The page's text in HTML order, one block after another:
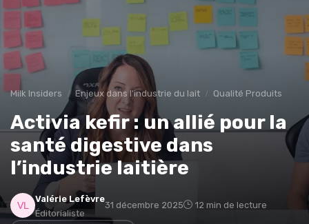
Milk Insiders Enjeux dans l'industrie du lait Qualité Produits
Activia kefir : un allié pour la
santé digestive dans
l’industrie laitière
Valérie Lefèvre
Éditorialiste
31 décembre 2025 12 min de lecture